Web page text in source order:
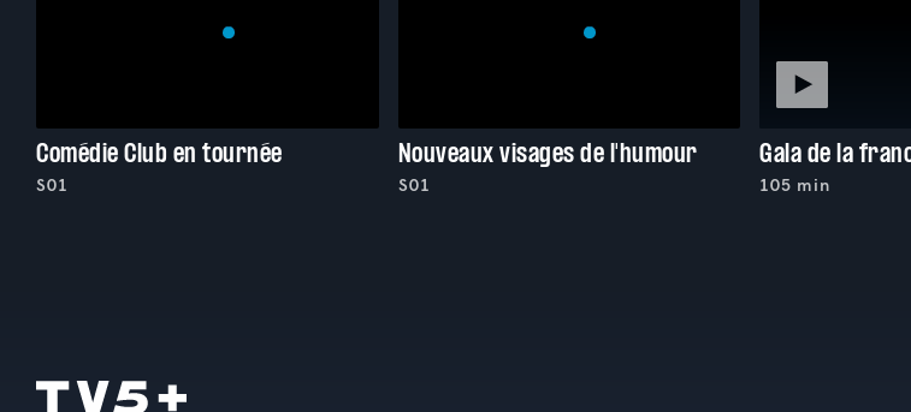
Comédie Club en tournée
S01
Nouveaux visages de l'humour
S01 105 min